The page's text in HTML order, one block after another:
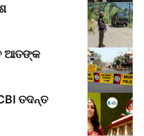
ଆତଙ୍କ
ତଦନ୍ତ